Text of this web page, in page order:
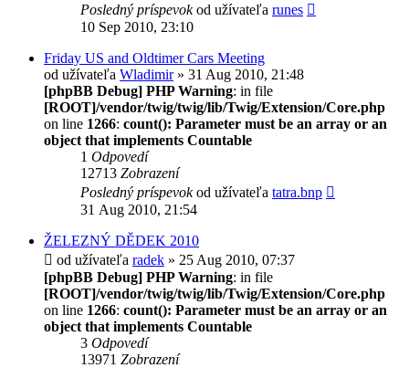
Posledný príspevokod užívateľa runes
10 Sep 2010, 23:10
Friday US and Oldtimer Cars Meeting
od užívateľa Wladimir» 31 Aug 2010, 21:48
[phpBB Debug] PHP Warning: in file
[ROOT]/vendor/twig/twig/lib/Twig/Extension/Core.php
on line 1266: count(): Parameter must be an array or an
object that implements Countable
1 Odpovedí
12713 Zobrazení
Posledný príspevokod užívateľa tatra.bnp
31 Aug 2010, 21:54
ŽELEZNÝ DĚDEK 2010
od užívateľa radek » 25 Aug 2010, 07:37
[phpBB Debug] PHP Warning: in file
[ROOT]/vendor/twig/twig/lib/Twig/Extension/Core.php
on line 1266: count(): Parameter must be an array or an
object that implements Countable
3 Odpovedí
13971 Zobrazení